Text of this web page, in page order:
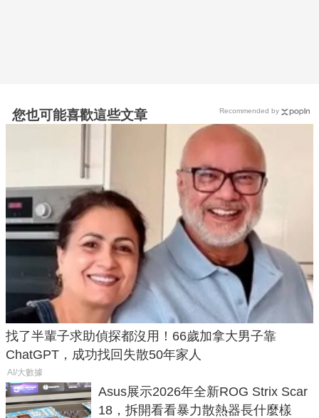
您也可能喜歡這些文章
找了半輩子求助偵探都沒用！66歲加拿大男子靠
ChatGPT，成功找回失散50年家人
AI/大數據
Asus展示2026年全新ROG Strix Scar
18，拆開看看暴力散熱器長什麼樣
Recommended by